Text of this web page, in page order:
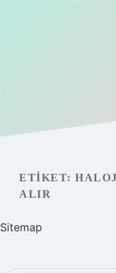
Gizlilik Politikası
Hakkımızda
ETIKET:
ALIR
Sitemap